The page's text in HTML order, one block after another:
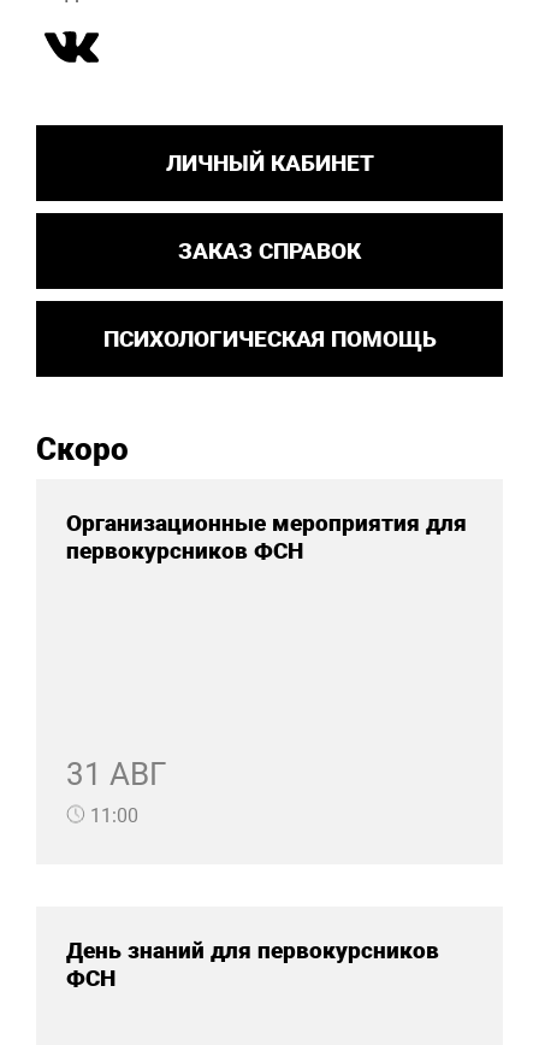
ЛИЧНЫЙ КАБИНЕТ
ЗАКАЗ СПРАВОК
ПСИХОЛОГИЧЕСКАЯ ПОМОЩЬ
Скоро
Организационные мероприятия для
первокурсников ФСН
31 АВГ
11:00
День знаний для первокурсников
ФСН